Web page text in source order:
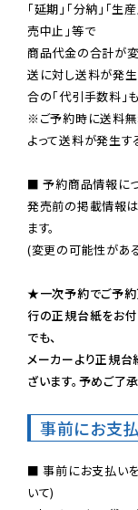
「延期」「分納」「
売中止」等で
商品代金の合計が
送に対し送料が発生
※ご予約時に送料無
よって送料が発生す
■ 予約商品情報に
発売前の掲載情報
ます。
(変更の可能性があ
★一次予約でご予約
行の正規台紙をお付
でも、
メーカーより正規
ざいます。予めご了
事前にお支
■ 事前にお支払い
いて)